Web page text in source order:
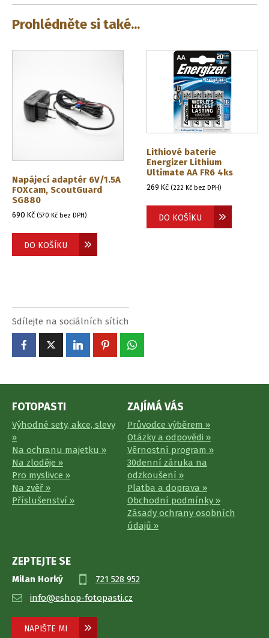
Prohlédněte si také...
Napájecí adaptér 6V/1.5A
FOXcam, ScoutGuard
SG880
690 Kč (570 Kč bez DPH)
DO KOŠÍKU
Lithiové baterie
Energizer Lithium
Ultimate AA FR6 4ks
269Kč (222 Kč bez DPH)
DO KOŠÍKU
Sdílejte na sociálních sítích
FOTOPASTI
Výhodné sety, akce, slevy
»
Na ochranu majetku »
Na zloděje »
Pro myslivce »
Na zvěř »
Příslušenství »
ZAJÍMÁ VÁS
Průvodce výběrem »
Otázky a odpovědi »
Věrnostní program »
30denní záruka na
odzkoušení »
Platba a doprava »
Obchodní podmínky »
Zásady ochrany osobních
údajů »
ZEPTEJTE SE
Milan Horký
721 528 952
info@eshop-fotopasti.cz
NAPIŠTE MI